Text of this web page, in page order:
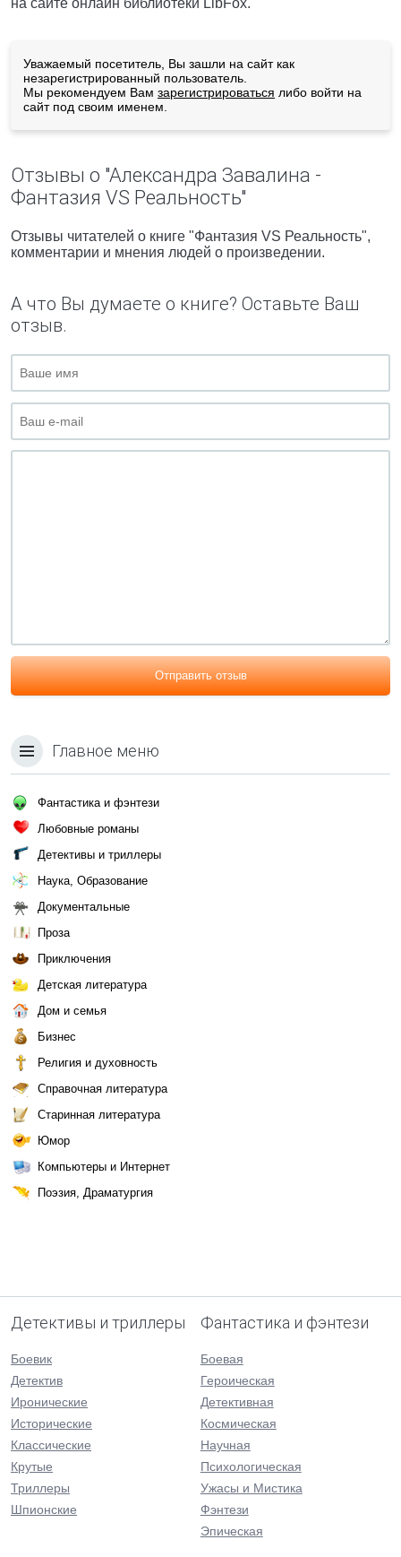
на сайте онлайн библиотеки LibFox.
Уважаемый посетитель, Вы зашли на сайт как
незарегистрированный пользователь.
Мы рекомендуем Вам зарегистрироваться либо войти на
сайт под своим именем.
Отзывы о "Александра Завалина -
Фантазия VS Реальность"
Отзывы читателей о книге "Фантазия VS Реальность",
комментарии и мнения людей о произведении.
А что Вы думаете о книге? Оставьте Ваш
отзыв.
Отправить отзыв
Главное меню
Фантастика и фэнтези
Любовные романы
Детективы и триллеры
Наука, Образование
Документальные
Проза
Приключения
Детская литература
Дом и семья
Бизнес
Религия и духовность
Справочная литература
Старинная литература
Юмор
Компьютеры и Интернет
Поэзия, Драматургия
Детективы и триллеры
Боевик
Детектив
Иронические
Исторические
Классические
Крутые
Триллеры
Шпионские
Фантастика и фэнтези
Боевая
Героическая
Детективная
Космическая
Научная
Психологическая
Ужасы и Мистика
Фэнтези
Эпическая